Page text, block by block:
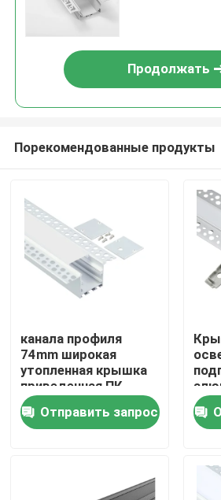
Дом
Продолжать
Порекомендованные продукты
канала профиля
74mm широкая
утопленная крышка
приведенная ПК
алюминиевого Milky
привела линейный
свет
Отправить запрос